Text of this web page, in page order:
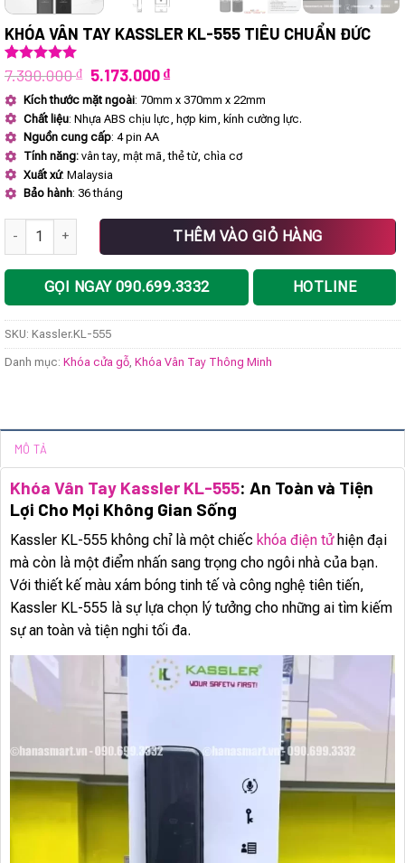
KHÓA VÂN TAY KASSLER KL-555 TIÊU CHUẨN ĐỨC
5.00trên 5
2
đánh giá
7.390.000₫ Giá
gốc
là:
7.390.000 ₫.
5.173.000₫Giá
tại
là:
Kích thước mặt ngoài: 70mm x 370mm x 22mm
Chất liệu: Nhựa ABS chịu lực, hợp kim, kính cường lực.
Nguồn cung cấp: 4 pin AA
Tính năng: vân tay, mật mã, thẻ từ, chìa cơ
Xuất xứ: Malaysia
Bảo hành: 36 tháng
Khóa vân tay Kassler KL-555 tiêu chuẩn Đức số lượng
THÊM VÀO GIỎ HÀNG
GỌI NGAY 090.699.3332 HOTLINE
SKU: Kassler.KL-555
Danh mục: Khóa cửa gỗ Khóa Vân Tay Thông Minh
MÔ TẢ
Khóa Vân Tay Kassler KL-555: An Toàn và Tiện
Lợi Cho Mọi Không Gian Sống
Kassler KL-555 không chỉ là một chiếc khóa điện tửhiện đại
mà còn là một điểm nhấn sang trọng cho ngôi nhà của bạn.
Với thiết kế màu xám bóng tinh tế và công nghệ tiên tiến,
Kassler KL-555 là sự lựa chọn lý tưởng cho những ai tìm kiếm
sự an toàn và tiện nghi tối đa.